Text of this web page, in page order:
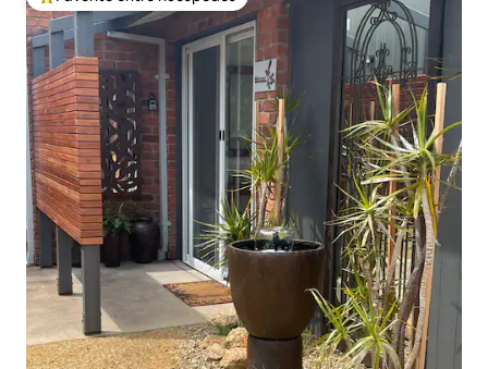
Favorito entre huéspedes preferido